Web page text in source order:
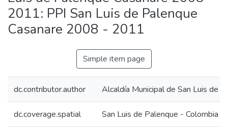
2011: PPI San Luis de Palenque
Casanare 2008 - 2011
Simple item page
dc.contributor.author Alcaldía Municipal de San Luis de
dc.coverage.spatial San Luis de Palenque - Colombia